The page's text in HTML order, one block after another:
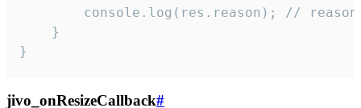
console.log(res.reason); //
    }
}
jivo_onResizeCallback#